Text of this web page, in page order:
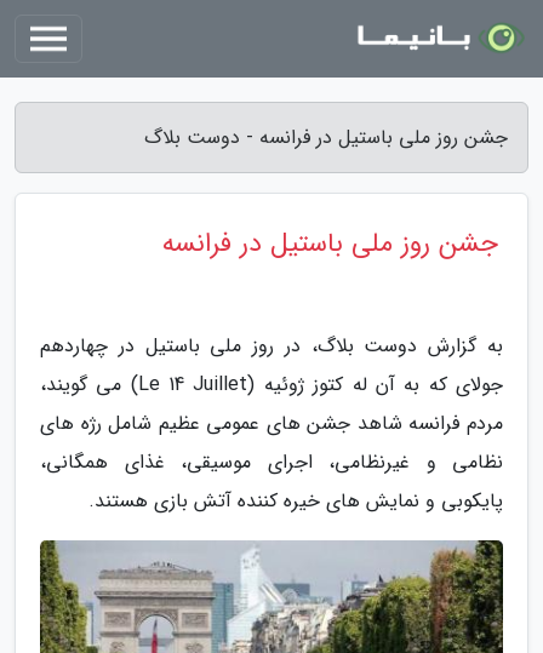
جشن روز ملی باستیل در فرانسه - دوست بلاگ
جشن روز ملی باستیل در فرانسه
به گزارش دوست بلاگ، در روز ملی باستیل در چهاردهم
جولای که به آن له کتوز ژوئیه (Le 14 Juillet) می گویند،
مردم فرانسه شاهد جشن های عمومی عظیم شامل رژه های
نظامی و غیرنظامی، اجرای موسیقی، غذای همگانی،
پایکوبی و نمایش های خیره کننده آتش بازی هستند.